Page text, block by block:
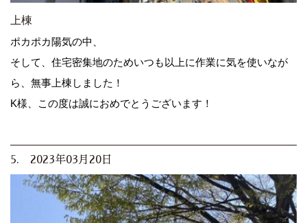
上棟
ポカポカ陽気の中、
そして、住宅密集地のためいつも以上に作業に気を使いなが
ら、無事上棟しました！
K様、この度は誠におめでとうございます！
5. 2023年03月20日